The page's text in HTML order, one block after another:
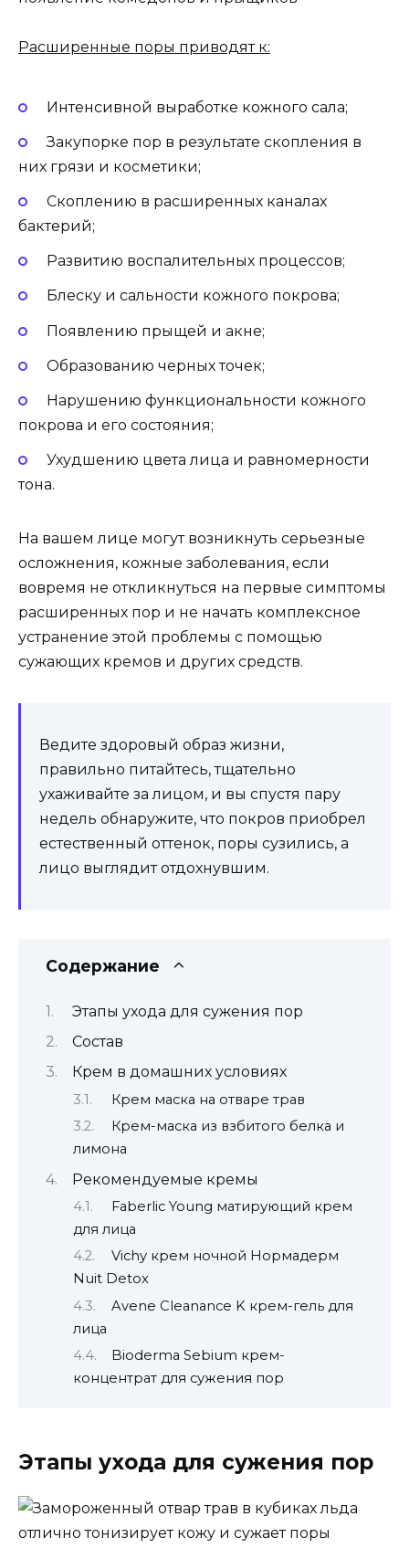
Расширенные поры приводят к:
Интенсивной выработке кожного сала;
Закупорке пор в результате скопления в
них грязи и косметики;
Скоплению в расширенных каналах
бактерий;
Развитию воспалительных процессов;
Блеску и сальности кожного покрова;
Появлению прыщей и акне;
Образованию черных точек;
Нарушению функциональности кожного
покрова и его состояния;
Ухудшению цвета лица и равномерности
тона.
На вашем лице могут возникнуть серьезные
осложнения, кожные заболевания, если
вовремя не откликнуться на первые симптомы
расширенных пор и не начать комплексное
устранение этой проблемы с помощью
сужающих кремов и других средств.
Ведите здоровый образ жизни,
правильно питайтесь, тщательно
ухаживайте за лицом, и вы спустя пару
недель обнаружите, что покров приобрел
естественный оттенок, поры сузились, а
лицо выглядит отдохнувшим.
Содержание
Этапы ухода для сужения пор
Состав
Крем в домашних условиях
Крем маска на отваре трав
Крем-маска из взбитого белка и
лимона
Рекомендуемые кремы
Faberlic Young матирующий крем
для лица
Vichy крем ночной Нормадерм
Nuit Detox
Avene Cleanance K крем-гель для
лица
Bioderma Sebium крем-
концентрат для сужения пор
Этапы ухода для сужения пор